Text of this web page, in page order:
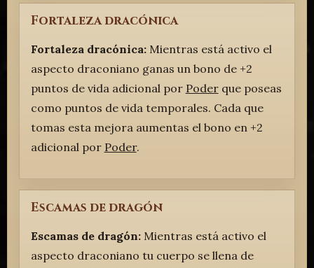
Fortaleza dracónica
Fortaleza dracónica:Mientras está activo el
aspecto draconiano ganas un bono de +2
puntos de vida adicional por Poderque poseas
como puntos de vida temporales. Cada que
tomas esta mejora aumentas el bono en +2
adicional por Poder.
Escamas de dragón
Escamas de dragón:Mientras está activo el
aspecto draconiano tu cuerpo se llena de